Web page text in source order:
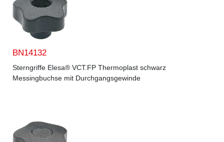
BN14132
Sterngriffe Elesa® VCT.FP Thermoplast schwarz
Messingbuchse mit Durchgangsgewinde